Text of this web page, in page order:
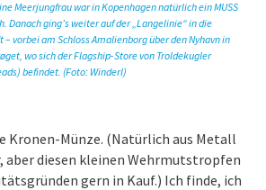
Meerjungfrau war in Kopenhagen natürlich ein MUSS
Danach ging’s weiter auf der „Langelinie“ in die
– vorbei am Schloss Amalienborg über den Nyhavn in
wo sich der Flagship-Store von Troldekugler
befindet. (Foto: Winderl)
Kronen-Münze. (Natürlich aus Metall
aber diesen kleinen Wehrmutstropfen
gern in Kauf.) Ich finde, ich